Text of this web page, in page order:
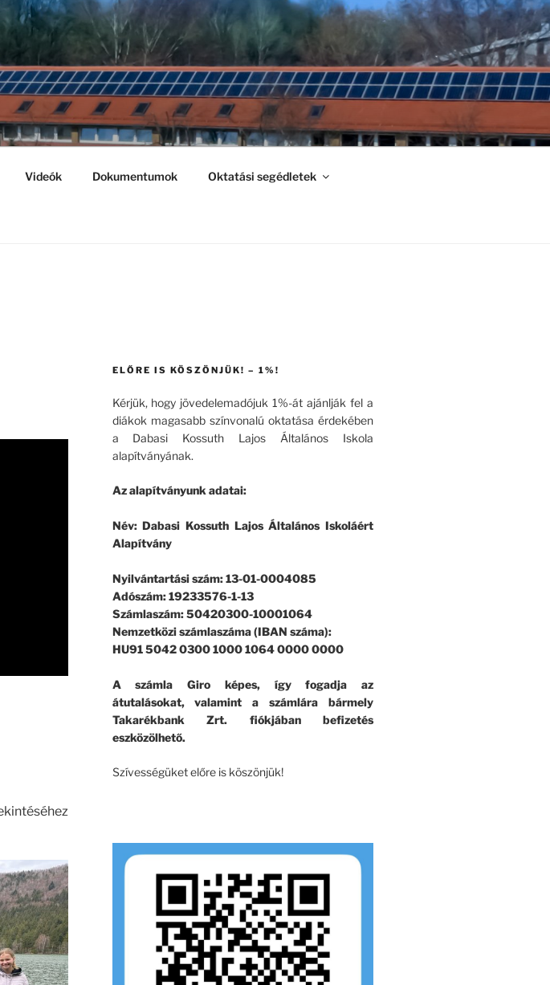
Videók Dokumentumok Oktatási segédletek
ELŐRE IS KÖSZÖNJÜK! – 1%!
Kérjük, hogy jövedelemadójuk 1%-át ajánlják fel a
diákok magasabb színvonalú oktatása érdekében
a Dabasi Kossuth Lajos Általános Iskola
alapítványának.
Az alapítványunk adatai:
Név: Dabasi Kossuth Lajos Általános Iskoláért
Alapítvány
Nyilvántartási szám: 13-01-0004085
Adószám: 19233576-1-13
Számlaszám: 50420300-10001064
Nemzetközi számlaszáma (IBAN száma):
HU91 5042 0300 1000 1064 0000 0000
A számla Giro képes, így fogadja az
átutalásokat, valamint a számlára bármely
Takarékbank Zrt. fiókjában befizetés
eszközölhető.
Szívességüket előre is köszönjük!